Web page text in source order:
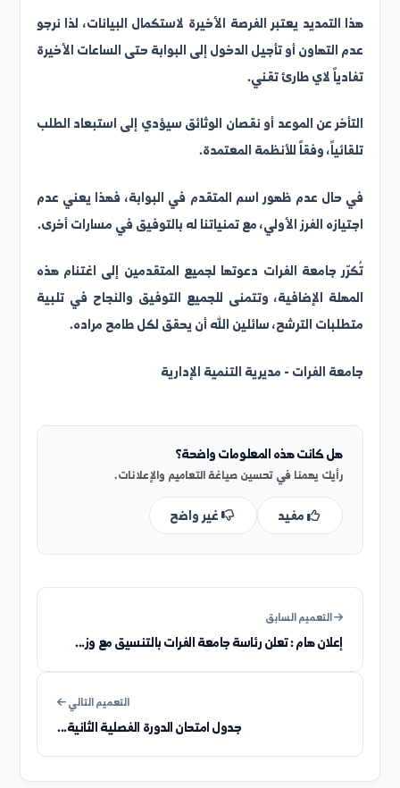
شخصية حديثة.
قيادة سارية (للفئات التي تستدعي ذلك).
وثائق إضافية خاصة بالشاغر الوظيفي المُتقدم إليه.
التمديد يعتبر الفرصة الأخيرة لاستكمال البيانات، لذا نرجو
التهاون أو تأجيل الدخول إلى البوابة حتى الساعات الأخيرة
لاي طارئ تقني.
عن الموعد أو نقصان الوثائق سيؤدي إلى استبعاد الطلب
الفرز الأولي، مع تمنياتنا له بالتوفيق في مسارات أخرى.
جامعة الفرات دعوتها لجميع المتقدمين إلى اغتنام هذه
الإضافية، وتتمنى للجميع التوفيق والنجاح في تلبية
الترشح، سائلين الله أن يحقق لكل طامح مراده.
الفرات - مديرية التنمية الإدارية
هل كانت هذه المعلومات واضحة؟
رأيك يهمنا في تحسين صياغة التعاميم والإعلانات.
مفيد غير واضح